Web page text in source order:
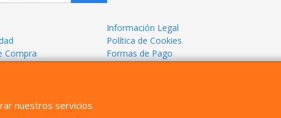
nuestros servicios.
Información Legal
Política de Cookies
Compra
Formas de Pago